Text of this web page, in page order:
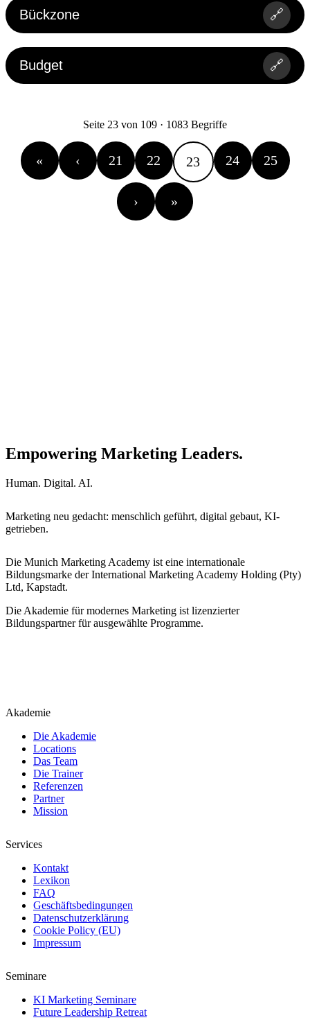
Bückzone 🔗
Budget 🔗
Seite 23 von 109 · 1083 Begriffe
« ‹ 21 22 23 24 25
› »
Empowering Marketing Leaders.
Human. Digital. AI.
Marketing neu gedacht: menschlich geführt, digital gebaut, KI-
getrieben.
Die Munich Marketing Academy ist eine internationale
Bildungsmarke der International Marketing Academy Holding (Pty)
Ltd, Kapstadt.
Die Akademie für modernes Marketing ist lizenzierter
Bildungspartner für ausgewählte Programme.
Akademie
Die Akademie
Locations
Das Team
Die Trainer
Referenzen
Partner
Mission
Services
Kontakt
Lexikon
FAQ
Geschäftsbedingungen
Datenschutzerklärung
Cookie Policy (EU)
Impressum
Seminare
KI Marketing Seminare
Future Leadership Retreat